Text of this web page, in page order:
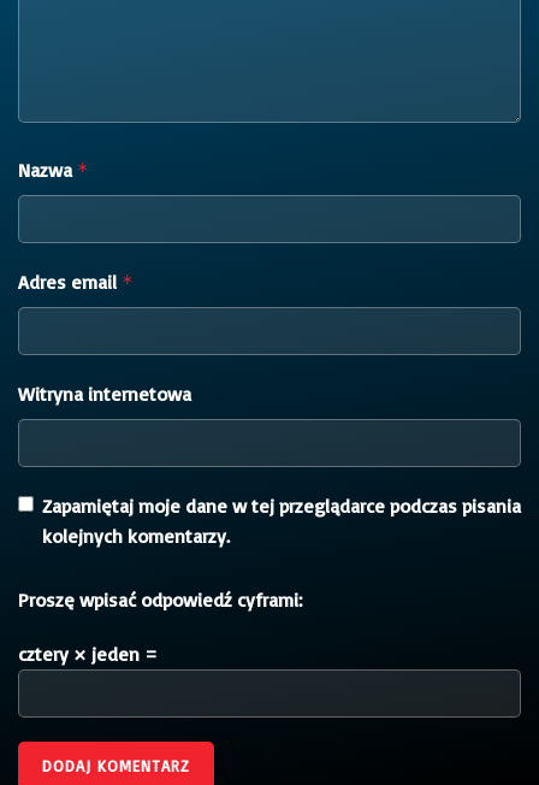
Nazwa *
Adres email *
Witryna internetowa
Zapamiętaj moje dane w tej przeglądarce podczas pisania
kolejnych komentarzy.
Proszę wpisać odpowiedź cyframi:
cztery × jeden =